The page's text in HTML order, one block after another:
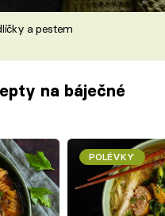
a pestem
na báječné
POLÉVKY